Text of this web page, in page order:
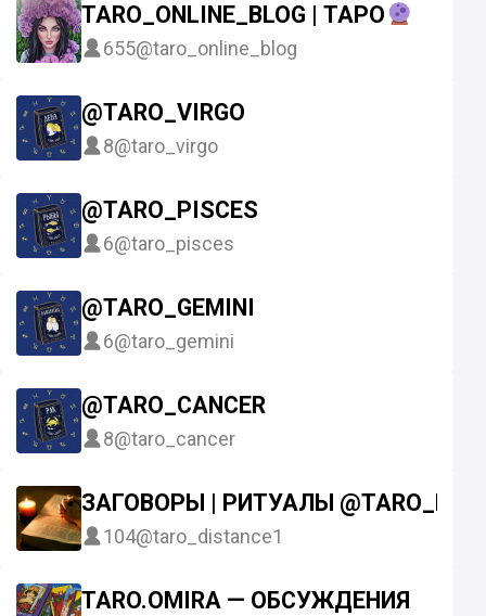
TARO_ONLINE_BLOG | ТАРО
655@taro_online_blog
@TARO_VIRGO
8@taro_virgo
@TARO_PISCES
6@taro_pisces
@TARO_GEMINI
6@taro_gemini
@TARO_CANCER
8@taro_cancer
ЗАГОВОРЫ | РИТУАЛЫ
104@taro_distance1
TARO.OMIRA — ОБСУЖДЕНИЯ